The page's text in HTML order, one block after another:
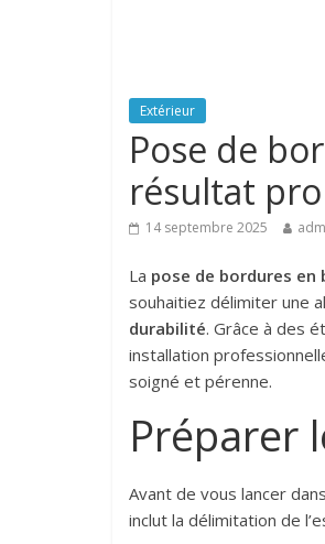
Extérieur
Pose de
résultat pro
14 septembre 2025
La pose de bordures en
souhaitiez délimiter une
durabilité. Grâce à des
installation
soigné et pérenne.
Préparer
Avant de vous lancer
inclut la délimitation de